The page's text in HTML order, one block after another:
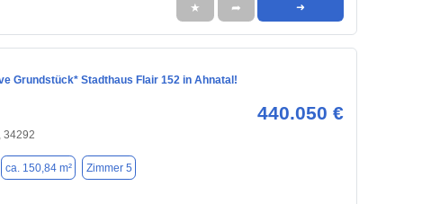
★ ➦ ➜
Grundstück* Stadthaus Flair 152 in Ahnatal!
440.050 €
34292
ca. 150,84 m² Zimmer 5